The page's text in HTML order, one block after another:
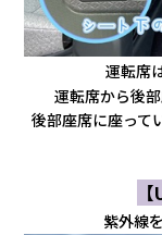
運転席
運転席から後
後部座席に座って
紫外線